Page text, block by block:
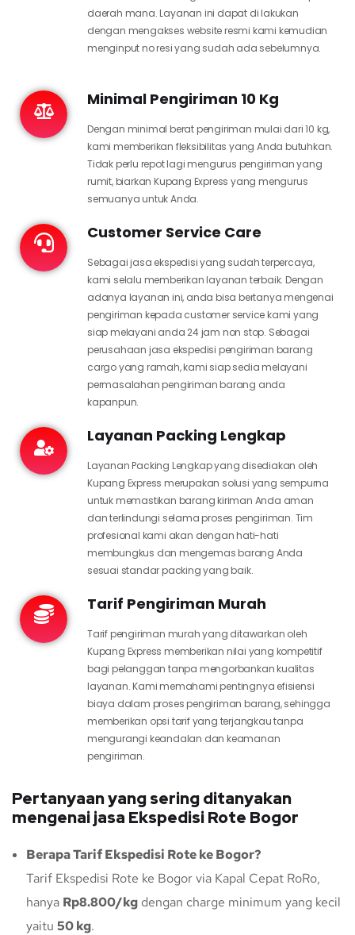
daerah mana. Layanan ini dapat di lakukan
dengan mengakses website resmi kami kemudian
menginput no resi yang sudah ada sebelumnya.
Minimal Pengiriman 10 Kg
Dengan minimal berat pengiriman mulai dari 10 kg,
kami memberikan fleksibilitas yang Anda butuhkan.
Tidak perlu repot lagi mengurus pengiriman yang
rumit, biarkan Kupang Express yang mengurus
semuanya untuk Anda.
Customer Service Care
Sebagai jasa ekspedisi yang sudah terpercaya,
kami selalu memberikan layanan terbaik. Dengan
adanya layanan ini, anda bisa bertanya mengenai
pengiriman kepada customer service kami yang
siap melayani anda 24 jam non stop. Sebagai
perusahaan jasa ekspedisi pengiriman barang
cargo yang ramah, kami siap sedia melayani
permasalahan pengiriman barang anda
kapanpun.
Layanan Packing Lengkap
Layanan Packing Lengkap yang disediakan oleh
Kupang Express merupakan solusi yang sempurna
untuk memastikan barang kiriman Anda aman
dan terlindungi selama proses pengiriman. Tim
profesional kami akan dengan hati-hati
membungkus dan mengemas barang Anda
sesuai standar packing yang baik.
Tarif Pengiriman Murah
Tarif pengiriman murah yang ditawarkan oleh
Kupang Express memberikan nilai yang kompetitif
bagi pelanggan tanpa mengorbankan kualitas
layanan. Kami memahami pentingnya efisiensi
biaya dalam proses pengiriman barang, sehingga
memberikan opsi tarif yang terjangkau tanpa
mengurangi keandalan dan keamanan
pengiriman.
Pertanyaan yang sering ditanyakan
mengenai jasa Ekspedisi Rote Bogor
Berapa Tarif Ekspedisi Rote ke Bogor?
Tarif Ekspedisi Rote ke Bogor via Kapal Cepat RoRo,
hanya Rp8.800/kg dengan charge minimum yang kecil
yaitu 50 kg.